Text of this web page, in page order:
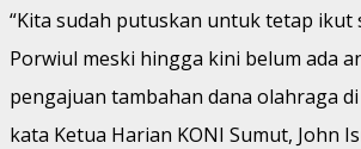
“Kita sudah putuskan untuk tetap ikut
Porwiul meski hingga kini belum ada
pengajuan tambahan dana olahraga di
kata Ketua Harian KONI Sumut, John